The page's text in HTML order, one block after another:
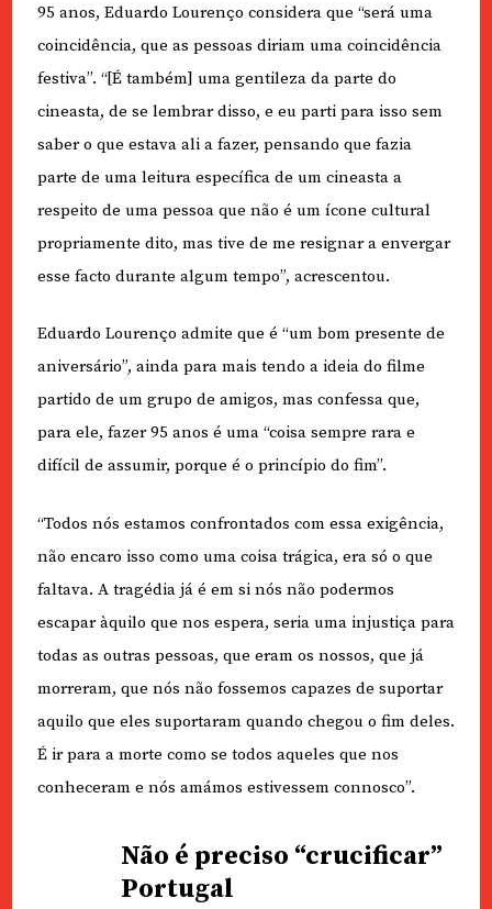
95 anos, Eduardo Lourenço considera que “será uma
coincidência, que as pessoas diriam uma coincidência
festiva”. “[É também] uma gentileza da parte do
cineasta, de se lembrar disso, e eu parti para isso sem
saber o que estava ali a fazer, pensando que fazia
parte de uma leitura específica de um cineasta a
respeito de uma pessoa que não é um ícone cultural
propriamente dito, mas tive de me resignar a envergar
esse facto durante algum tempo”, acrescentou.
Eduardo Lourenço admite que é “um bom presente de
aniversário”, ainda para mais tendo a ideia do filme
partido de um grupo de amigos, mas confessa que,
para ele, fazer 95 anos é uma “coisa sempre rara e
difícil de assumir, porque é o princípio do fim”.
“Todos nós estamos confrontados com essa exigência,
não encaro isso como uma coisa trágica, era só o que
faltava. A tragédia já é em si nós não podermos
escapar àquilo que nos espera, seria uma injustiça para
todas as outras pessoas, que eram os nossos, que já
morreram, que nós não fossemos capazes de suportar
aquilo que eles suportaram quando chegou o fim deles.
É ir para a morte como se todos aqueles que nos
conheceram e nós amámos estivessem connosco”.
Não é preciso “crucificar”
Portugal